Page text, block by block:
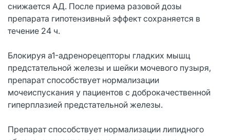
снижается АД. После приема разовой дозы
препарата гипотензивный эффект сохраняется в
течение 24 ч.
Блокируя a1-адренорецепторы гладких мышц
предстательной железы и шейки мочевого пузыря,
препарат способствует нормализации
мочеиспускания у пациентов с доброкачественной
гиперплазией предстательной железы.
Препарат способствует нормализации липидного